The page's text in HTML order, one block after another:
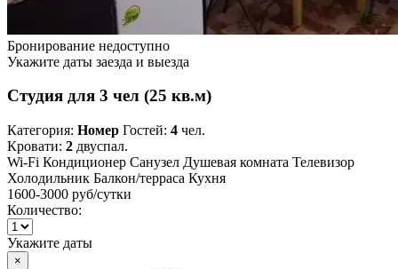
Бронирование недоступно
Укажите даты заезда и выезда
Студия для 3 чел (25 кв.м)
Категория: Номер Гостей: 4 чел.
Кровати: 2 двуспал.
Wi-Fi Кондиционер Санузел Душевая комната Телевизор
Холодильник Балкон/терраса Кухня
1600-3000 руб/сутки
Количество:
Укажите даты
×